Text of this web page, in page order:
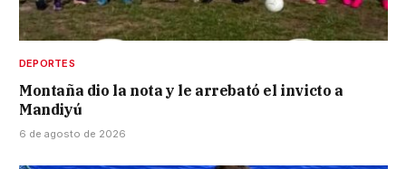
DEPORTES
Montaña dio la nota y le arrebató el invicto a
Mandiyú
6 de agosto de 2026